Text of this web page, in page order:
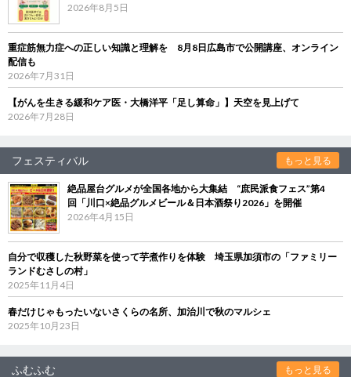
2026年8月5日
重症筋無力症への正しい知識と理解を 8月8日広島市で公開講座、オンライン
配信も
2026年7月31日
【がんを生きる緩和ケア医・大橋洋平「足し算命」】天空を見上げて
2026年7月28日
フェスティバル もっと見る
絶品屋台グルメが全国各地から大集結 “庶民派食フェス”第4
回「川口×絶品グルメビール＆日本酒祭り2026」を開催
2026年4月15日
自分で収穫した秋野菜を使って芋煮作りを体験 埼玉県加須市の「ファミリー
ランドむさしの村」
2025年11月4日
春だけじゃもったいないさくらの名所、加治川で秋のマルシェ
2025年10月23日
ふむふむ もっと見る